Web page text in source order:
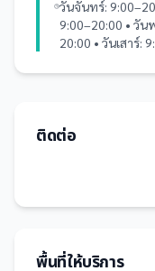
วันจันทร์:
9:00–20:00 • วัน
20:00 • วันเสาร์:
ติดต่อ
พื้นที่ให้บริการ